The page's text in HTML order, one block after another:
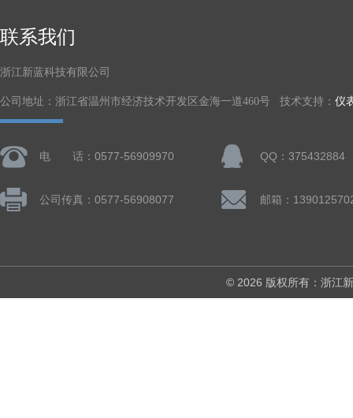
联系我们
浙江新蓝科技有限公司
公司地址：浙江省温州市经济技术开发区金海一道460号 技术支持： 仪
电 话：0577-56909970 QQ：375432884
公司传真：0577-56908077
© 2026 版权所有：浙江